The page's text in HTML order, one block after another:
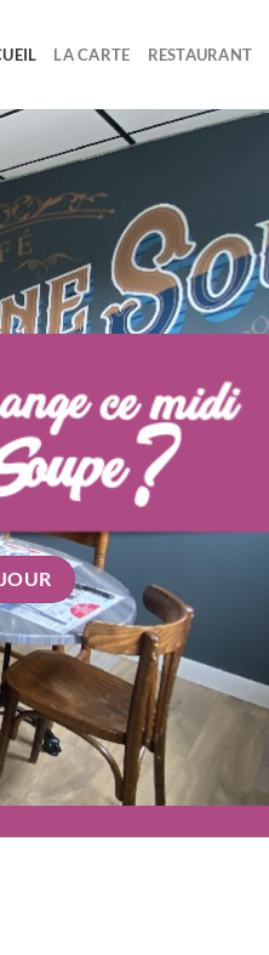
LA CARTE RESTAURANT